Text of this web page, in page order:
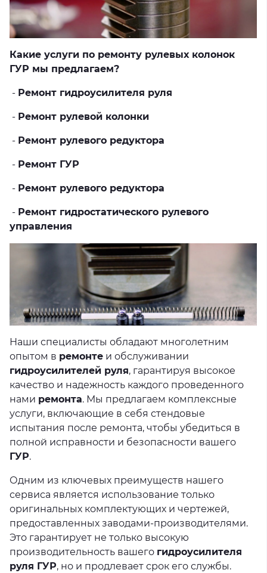
Какие услуги по ремонту рулевых колонок
ГУР мы предлагаем?
- Ремонт гидроусилителя руля
- Ремонт рулевой колонки
- Ремонт рулевого редуктора
- Ремонт ГУР
- Ремонт рулевого редуктора
- Ремонт гидростатического рулевого
управления
Наши специалисты обладают многолетним
опытом в ремонте и обслуживании
гидроусилителей руля, гарантируя высокое
качество и надежность каждого проведенного
нами ремонта. Мы предлагаем комплексные
услуги, включающие в себя стендовые
испытания после ремонта, чтобы убедиться в
полной исправности и безопасности вашего
ГУР.
Одним из ключевых преимуществ нашего
сервиса является использование только
оригинальных комплектующих и чертежей,
предоставленных заводами-производителями.
Это гарантирует не только высокую
производительность вашего гидроусилителя
руля ГУР, но и продлевает срок его службы.